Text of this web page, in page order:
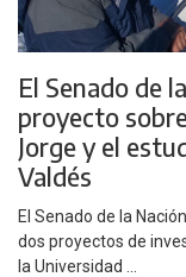
El Senado de
proyecto
Jorge y el
Valdés
El Senado de la
dos proyectos de
la Universidad ...